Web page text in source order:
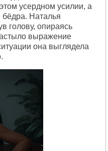
усердном усилии, а
Наталья
голову, опираясь
выражение
она выглядела